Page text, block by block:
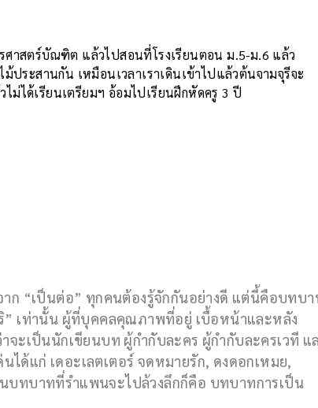
ศาสตร์บัณฑิต แล้วไปสอนที่โรงเรียนตอน ม.5-ม.6 แล้ว
ระสานกัน เหมือนเวลาเราเดินเข้าไปแล้วต้นจามจุรีจะ
ม่ได้เรียนเตรียมฯ อ้อมไปเรียนฝึกหัดครู 3 ปี
ก “เป็นต่อ” ทุกคนต้องรู้จักกันอย่างดี แต่นี้คือบทบ
” เท่านั้น ผู้ที่บุคคลคุณภาพที่อยู่ เบื้อหน้าและหลัง
จะเป็นนักเขียนบท ผู้กำกับละคร ผู้กำกับละครเวที แ
ได้แก่ เดอะเลตเตอร์ จดหมายรัก, ดงดอกเหมย,
บทบาทที่รำแพนจะไปล้วงลึกก็คือ บทบาทการเป็น